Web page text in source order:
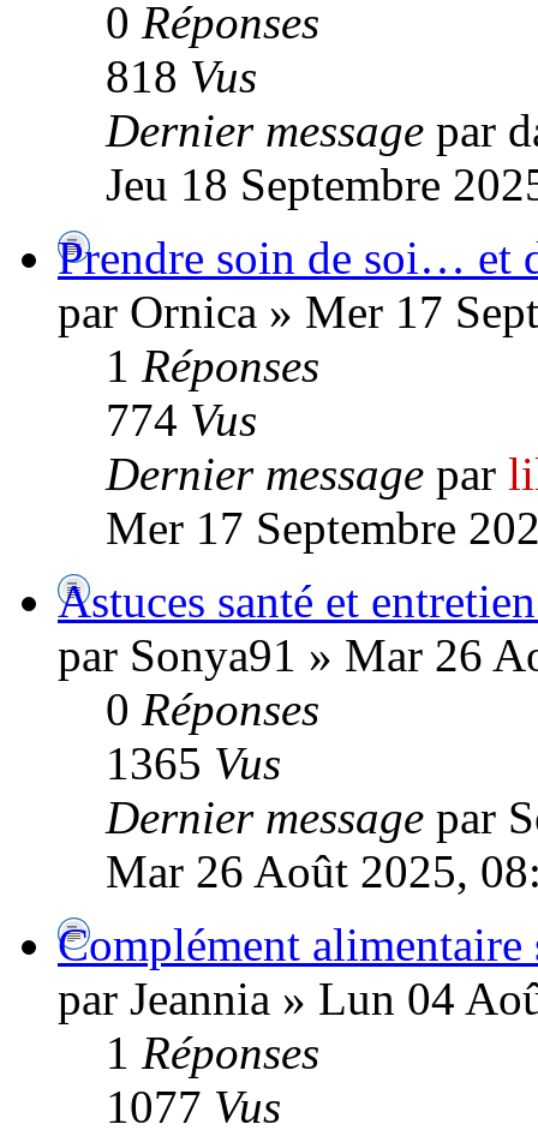
0 Réponses
818 Vus
Dernier message par
Jeu 18 Septembre
Prendre soin de soi… et
par Ornica » Mer 17
1 Réponses
774 Vus
Dernier message par
Mer 17 Septembre
Astuces santé et
par Sonya91 » Mar 26
0 Réponses
1365 Vus
Dernier message par
Mar 26 Août 2025,
Complément
par Jeannia » Lun 04
1 Réponses
1077 Vus